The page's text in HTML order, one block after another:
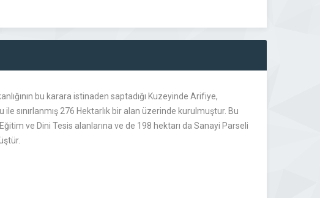
bu karara istinaden saptadığı Kuzeyinde Arifiye,
sınırlanmış 276 Hektarlık bir alan üzerinde kurulmuştur. Bu
ve Dini Tesis alanlarına ve de 198 hektarı da Sanayi Parseli